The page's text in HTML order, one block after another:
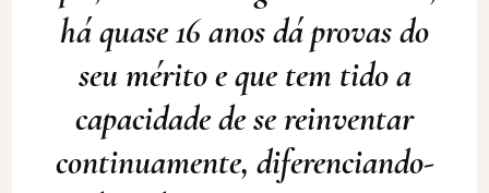
há quase 16 anos dá provas do
seu mérito e que tem tido a
capacidade de se reinventar
continuamente, diferenciando-